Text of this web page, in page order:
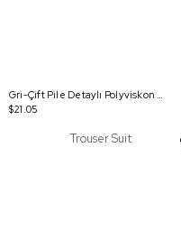
Gri-Çift Pile Detaylı Polyviskon Pantolon
$21.05
Trouser Suit